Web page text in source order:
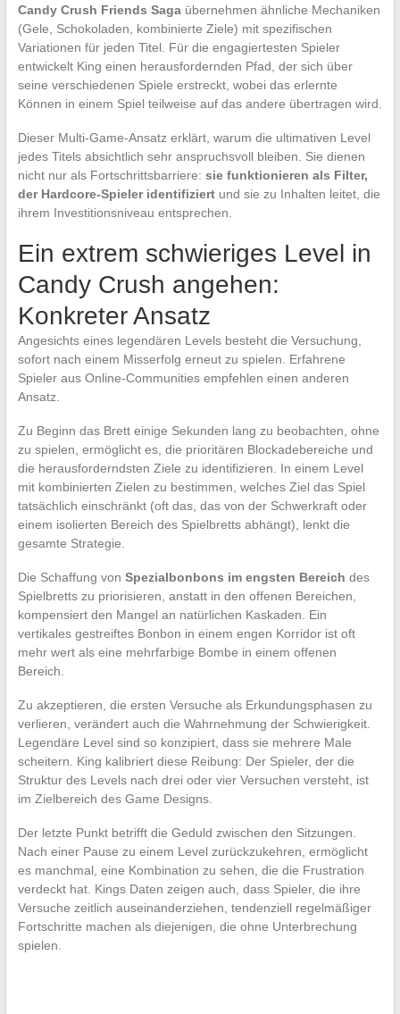
Candy Crush Friends Sagaübernehmen ähnliche Mechaniken
(Gele, Schokoladen, kombinierte Ziele) mit spezifischen
Variationen für jeden Titel. Für die engagiertesten Spieler
entwickelt King einen herausfordernden Pfad, der sich über
seine verschiedenen Spiele erstreckt, wobei das erlernte
Können in einem Spiel teilweise auf das andere übertragen wird.
Dieser Multi-Game-Ansatz erklärt, warum die ultimativen Level
jedes Titels absichtlich sehr anspruchsvoll bleiben. Sie dienen
nicht nur als Fortschrittsbarriere: sie funktionieren als Filter,
der Hardcore-Spieler identifiziertund sie zu Inhalten leitet, die
ihrem Investitionsniveau entsprechen.
Ein extrem schwieriges Level in
Candy Crush angehen:
Konkreter Ansatz
Angesichts eines legendären Levels besteht die Versuchung,
sofort nach einem Misserfolg erneut zu spielen. Erfahrene
Spieler aus Online-Communities empfehlen einen anderen
Ansatz.
Zu Beginn das Brett einige Sekunden lang zu beobachten, ohne
zu spielen, ermöglicht es, die prioritären Blockadebereiche und
die herausforderndsten Ziele zu identifizieren. In einem Level
mit kombinierten Zielen zu bestimmen, welches Ziel das Spiel
tatsächlich einschränkt (oft das, das von der Schwerkraft oder
einem isolierten Bereich des Spielbretts abhängt), lenkt die
gesamte Strategie.
Die Schaffung von Spezialbonbons im engsten Bereich des
Spielbretts zu priorisieren, anstatt in den offenen Bereichen,
kompensiert den Mangel an natürlichen Kaskaden. Ein
vertikales gestreiftes Bonbon in einem engen Korridor ist oft
mehr wert als eine mehrfarbige Bombe in einem offenen
Bereich.
Zu akzeptieren, die ersten Versuche als Erkundungsphasen zu
verlieren, verändert auch die Wahrnehmung der Schwierigkeit.
Legendäre Level sind so konzipiert, dass sie mehrere Male
scheitern. King kalibriert diese Reibung: Der Spieler, der die
Struktur des Levels nach drei oder vier Versuchen versteht, ist
im Zielbereich des Game Designs.
Der letzte Punkt betrifft die Geduld zwischen den Sitzungen.
Nach einer Pause zu einem Level zurückzukehren, ermöglicht
es manchmal, eine Kombination zu sehen, die die Frustration
verdeckt hat. Kings Daten zeigen auch, dass Spieler, die ihre
Versuche zeitlich auseinanderziehen, tendenziell regelmäßiger
Fortschritte machen als diejenigen, die ohne Unterbrechung
spielen.